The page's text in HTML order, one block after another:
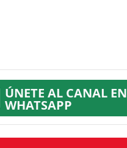
ÚNETE AL CANAL EN
WHATSAPP